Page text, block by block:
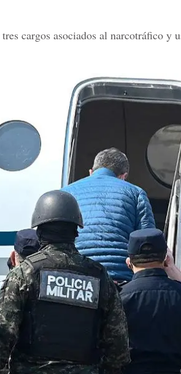
cargos asociados al narcotráfico y